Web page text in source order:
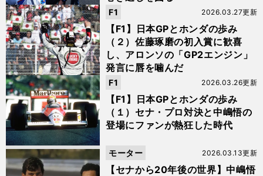
【F1】日本GPとホンダの歩み
（２）佐藤琢磨の初入賞に歓喜
し、アロンソの「GP2エンジン」
発言に唇を噛んだ
2026.03.27更新
F1
【F1】日本GPとホンダの歩み
（１）セナ・プロ対決と中嶋悟の
登場にファンが熱狂した時代
2026.03.26更新
F1
【セナから20年後の世界】中嶋悟
2026.03.13更新
モーター